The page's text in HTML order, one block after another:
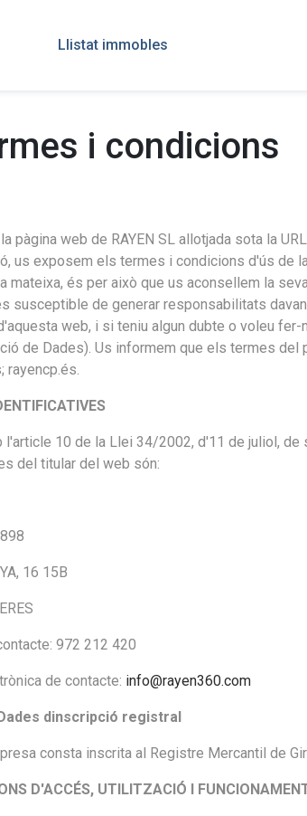
Llistat immobles
i condicions
pàgina web de RAYEN SL allotjada sota la URL
us exposem els termes i condicions d'ús de
mateixa, és per això que us aconsellem la
susceptible de generar responsabilitats
web, i si teniu algun dubte o voleu
de Dades). Us informem que els termes
rayencp.és.
l'article 10 de la Llei 34/2002, d'11 de juliol,
del titular del web són:
16 15B
972 212 420
de contacte: info@rayen360.com
dinscripció registral
consta inscrita al Registre Mercantil de
D'ACCÉS, UTILITZACIÓ I